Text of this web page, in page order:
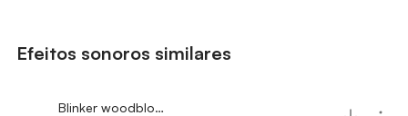
Efeitos sonoros similares
Blinker woodblock rhythm